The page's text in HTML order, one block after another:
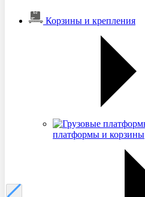
Корзины и крепления
платформы и корзины